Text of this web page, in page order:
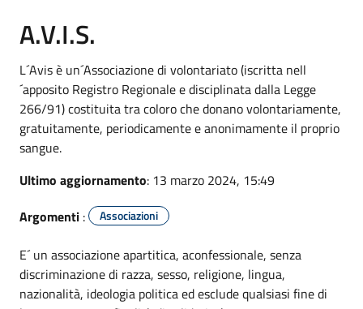
A.V.I.S.
L´Avis è un´Associazione di volontariato (iscritta nell
´apposito Registro Regionale e disciplinata dalla Legge
266/91) costituita tra coloro che donano volontariamente,
gratuitamente, periodicamente e anonimamente il proprio
sangue.
Ultimo aggiornamento: 13 marzo 2024, 15:49
Argomenti : Associazioni
E´ un associazione apartitica, aconfessionale, senza
discriminazione di razza, sesso, religione, lingua,
nazionalità, ideologia politica ed esclude qualsiasi fine di